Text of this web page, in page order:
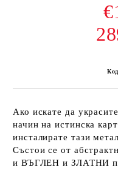
Ако искате да
начин на истинска
инсталирате тази
Състои се от
и ВЪГЛЕН и ЗЛАТНИ